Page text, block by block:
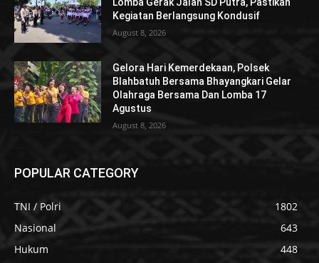
Kegiatan Berlangsung Kondusif
August 8, 2026
Gelora Hari Kemerdekaan, Polsek
Blahbatuh Bersama Bhayangkari Gelar
Olahraga Bersama Dan Lomba 17
Agustus
August 8, 2026
POPULAR CATEGORY
TNI / Polri
1802
Nasional
643
Hukum
448